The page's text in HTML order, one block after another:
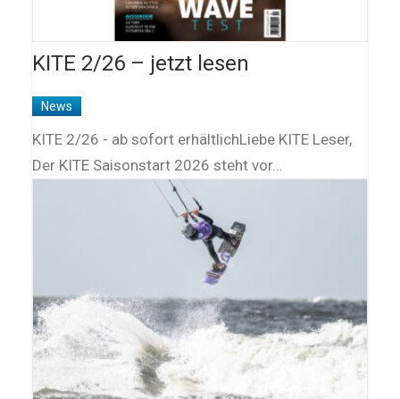
KITE 2/26 – jetzt lesen
News
KITE 2/26 - ab sofort erhältlichLiebe KITE Leser,
Der KITE Saisonstart 2026 steht vor…